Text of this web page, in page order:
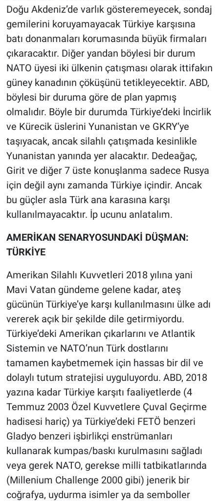
Doğu Akdeniz’de varlık gösteremeyecek, sondaj
gemilerini koruyamayacak Türkiye karşısına
batı donanmaları korumasında büyük firmaları
çıkaracaktır. Diğer yandan böylesi bir durum
NATO üyesi iki ülkenin çatışması olarak ittifakın
güney kanadının çöküşünü tetikleyecektir. ABD,
böylesi bir duruma göre de plan yapmış
olmalıdır. Böyle bir durumda Türkiye’deki İncirlik
ve Kürecik üslerini Yunanistan ve GKRY’ye
taşıyacak, ancak silahlı çatışmada kesinlikle
Yunanistan yanında yer alacaktır. Dedeağaç,
Girit ve diğer 7 üste konuşlanma sadece Rusya
için değil aynı zamanda Türkiye içindir. Ancak
bu güçler asla Türk ana karasına karşı
kullanılmayacaktır. İp ucunu anlatalım.
AMERİKAN SENARYOSUNDAKİ DÜŞMAN:
TÜRKİYE
Amerikan Silahlı Kuvvetleri 2018 yılına yani
Mavi Vatan gündeme gelene kadar, ateş
gücünün Türkiye’ye karşı kullanılmasını ülke adı
vererek açık bir şekilde dile getirmiyordu.
Türkiye’deki Amerikan çıkarlarını ve Atlantik
Sistemin ve NATO’nun Türk dostlarını
tamamen kaybetmemek için hassas bir dil ve
dolaylı tutum stratejisi uyguluyordu. ABD, 2018
yazına kadar Türkiye karşıtı faaliyetlerde (4
Temmuz 2003 Özel Kuvvetlere Çuval Geçirme
hadisesi hariç) ya Türkiye’deki FETÖ benzeri
Gladyo benzeri işbirlikçi enstrümanları
kullanarak kumpas/baskı kurulmasını sağladı
veya gerek NATO, gerekse milli tatbikatlarında
(Millenium Challenge 2000 gibi) jenerik bir
coğrafya, uydurma isimler ya da semboller